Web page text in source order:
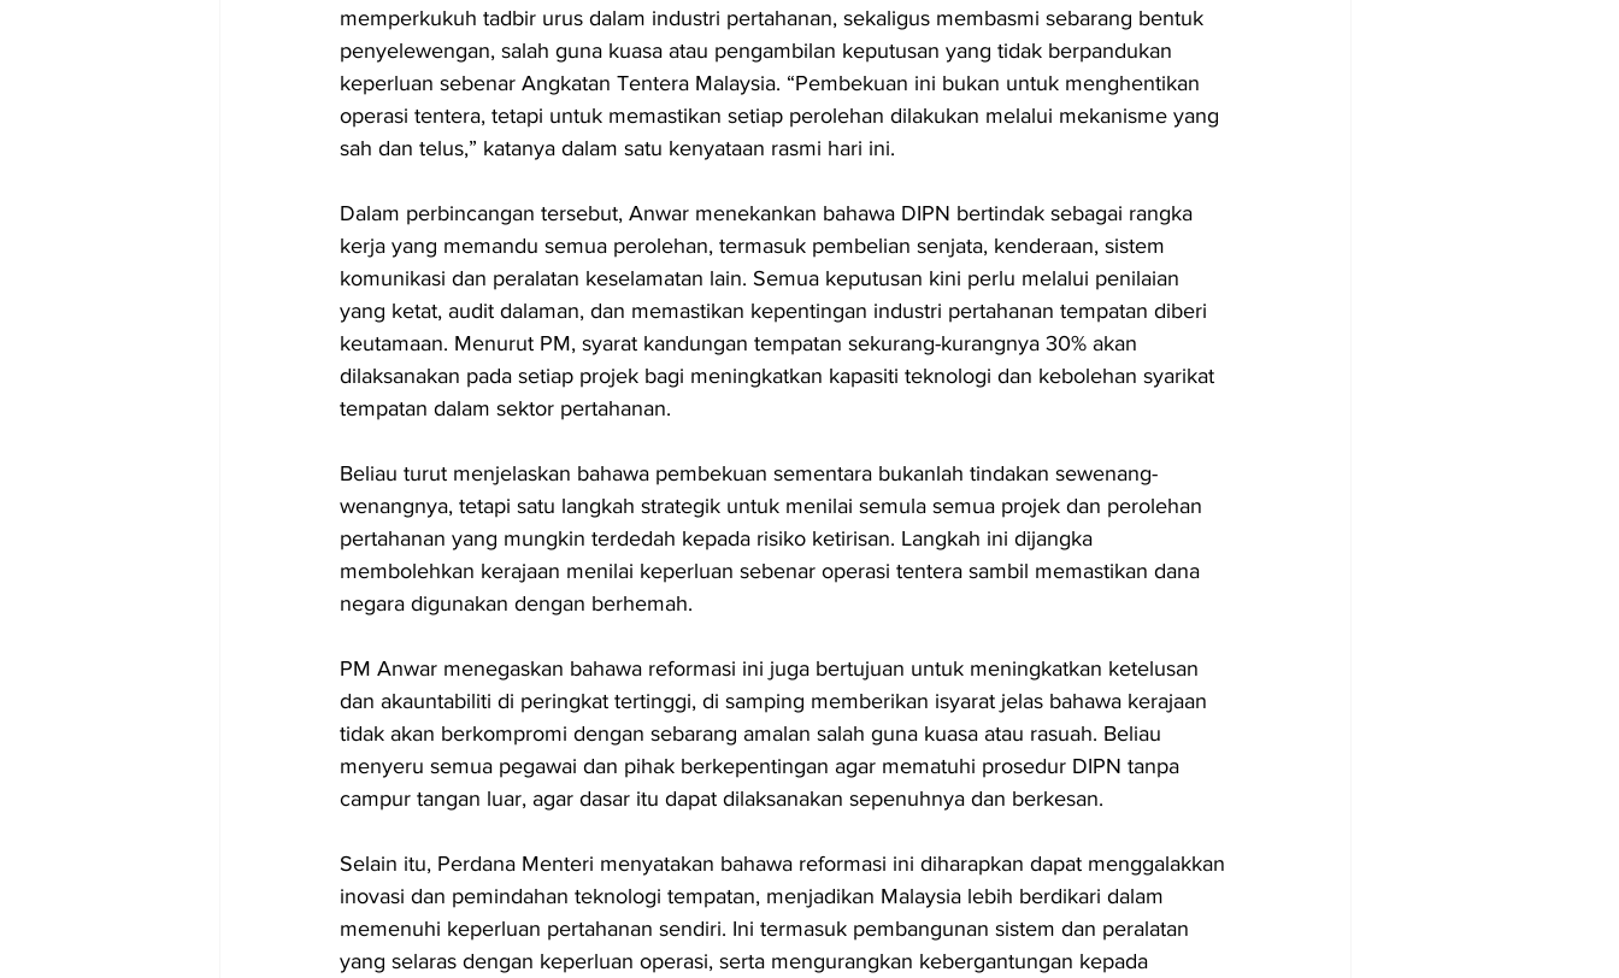
memperkukuh tadbir urus dalam industri pertahanan, sekaligus membasmi sebarang bentuk
penyelewengan, salah guna kuasa atau pengambilan keputusan yang tidak berpandukan
keperluan sebenar Angkatan Tentera Malaysia. “Pembekuan ini bukan untuk menghentikan
operasi tentera, tetapi untuk memastikan setiap perolehan dilakukan melalui mekanisme yang
sah dan telus,” katanya dalam satu kenyataan rasmi hari ini.
Dalam perbincangan tersebut, Anwar menekankan bahawa DIPN bertindak sebagai rangka
kerja yang memandu semua perolehan, termasuk pembelian senjata, kenderaan, sistem
komunikasi dan peralatan keselamatan lain. Semua keputusan kini perlu melalui penilaian
yang ketat, audit dalaman, dan memastikan kepentingan industri pertahanan tempatan diberi
keutamaan. Menurut PM, syarat kandungan tempatan sekurang-kurangnya 30% akan
dilaksanakan pada setiap projek bagi meningkatkan kapasiti teknologi dan kebolehan syarikat
tempatan dalam sektor pertahanan.
Beliau turut menjelaskan bahawa pembekuan sementara bukanlah tindakan sewenang-
wenangnya, tetapi satu langkah strategik untuk menilai semula semua projek dan perolehan
pertahanan yang mungkin terdedah kepada risiko ketirisan. Langkah ini dijangka
membolehkan kerajaan menilai keperluan sebenar operasi tentera sambil memastikan dana
negara digunakan dengan berhemah.
PM Anwar menegaskan bahawa reformasi ini juga bertujuan untuk meningkatkan ketelusan
dan akauntabiliti di peringkat tertinggi, di samping memberikan isyarat jelas bahawa kerajaan
tidak akan berkompromi dengan sebarang amalan salah guna kuasa atau rasuah. Beliau
menyeru semua pegawai dan pihak berkepentingan agar mematuhi prosedur DIPN tanpa
campur tangan luar, agar dasar itu dapat dilaksanakan sepenuhnya dan berkesan.
Selain itu, Perdana Menteri menyatakan bahawa reformasi ini diharapkan dapat menggalakkan
inovasi dan pemindahan teknologi tempatan, menjadikan Malaysia lebih berdikari dalam
memenuhi keperluan pertahanan sendiri. Ini termasuk pembangunan sistem dan peralatan
yang selaras dengan keperluan operasi, serta mengurangkan kebergantungan kepada